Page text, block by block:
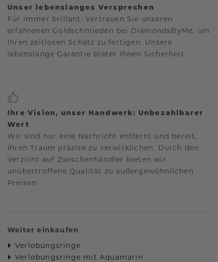
Unser lebenslanges Versprechen
Für immer brillant: Vertrauen Sie unseren
erfahrenen Goldschmieden bei DiamondsByMe, um
Ihren zeitlosen Schatz zu fertigen. Unsere
lebenslange Garantie bietet Ihnen Sicherheit.
Ihre Vision, unser Handwerk: Unbezahlbarer
Wert
Wir sind nur eine Nachricht entfernt und bereit,
Ihren Traum präzise zu verwirklichen. Durch den
Verzicht auf Zwischenhändler bieten wir
unübertroffene Qualität zu außergewöhnlichen
Preisen.
Weiter einkaufen
Verlobungsringe
Verlobungsringe mit Aquamarin